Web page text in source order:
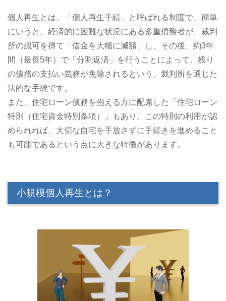
個人再生とは、「個人再生手続」と呼ばれる制度で、簡単
にいうと、経済的に困難な状況にある多重債務者が、裁判
所の認可を得て「借金を大幅に減額」し、その後、約3年
間（最長5年）で「分割返済」を行うことによって、残り
の債務の支払い義務が免除されるという、裁判所を通じた
法的な手続です。
また、住宅ローン債務を抱える方に配慮した「住宅ローン
特則（住宅資金特別条項）」もあり、この特則の利用が認
められれば、大切な自宅を手放さずに手続きを進めること
も可能であるという点に大きな特徴があります。
小規模個人再生とは？